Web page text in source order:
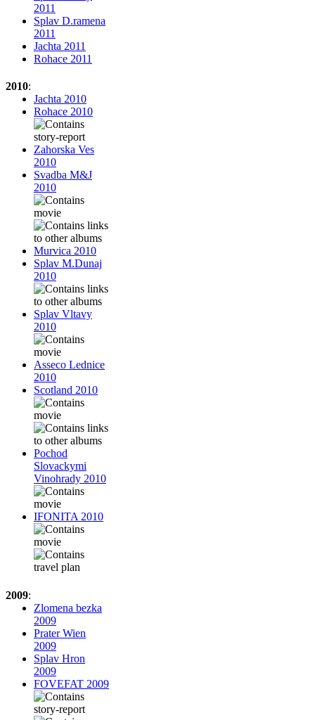
2011
Splav D.ramena
2011
Jachta 2011
Rohace 2011
2010:
Jachta 2010
Rohace 2010
Zahorska Ves
2010
Svadba M&J
2010
Murvica 2010
Splav M.Dunaj
2010
Splav Vltavy
2010
Asseco Lednice
2010
Scotland 2010
Pochod
Slovackymi
Vinohrady 2010
IFONITA 2010
2009:
Zlomena bezka
2009
Prater Wien
2009
Splav Hron
2009
FOVEFAT 2009